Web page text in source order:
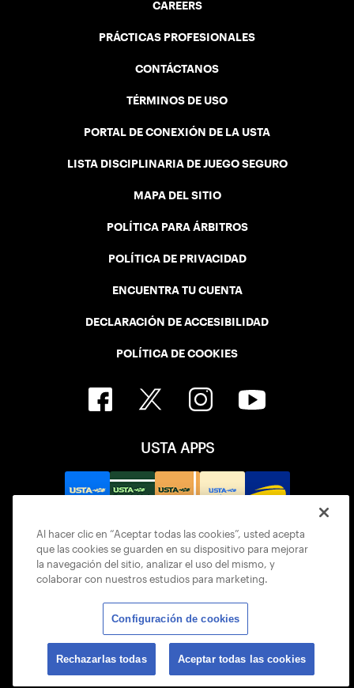
CAREERS
PRÁCTICAS PROFESIONALES
CONTÁCTANOS
TÉRMINOS DE USO
PORTAL DE CONEXIÓN DE LA USTA
LISTA DISCIPLINARIA DE JUEGO SEGURO
MAPA DEL SITIO
POLÍTICA PARA ÁRBITROS
POLÍTICA DE PRIVACIDAD
ENCUENTRA TU CUENTA
DECLARACIÓN DE ACCESIBILIDAD
POLÍTICA DE COOKIES
USTA APPS
© 2026 USTA ALL RIGHTS RESERVED
Al hacer clic en “Aceptar todas las cookies”, usted acepta
que las cookies se guarden en su dispositivo para mejorar
la navegación del sitio, analizar el uso del mismo, y
colaborar con nuestros estudios para marketing.
Configuración de cookies
Rechazarlas todas Aceptar todas las cookies